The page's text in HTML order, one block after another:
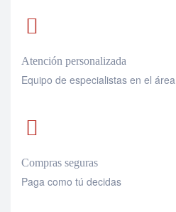
Atención personalizada
Equipo de especialistas en el área
Compras seguras
Paga como tú decidas